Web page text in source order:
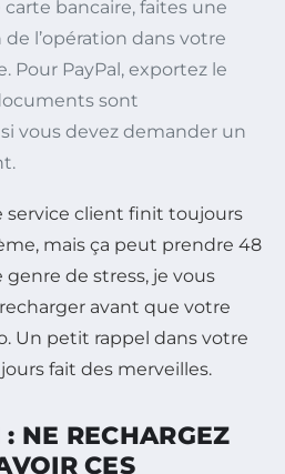
bancaire, faites une
de l’opération dans votre
Pour PayPal, exportez le
sont
vous devez demander un
service client finit toujours
mais ça peut prendre 48
de stress, je vous
avant que votre
Un petit rappel dans votre
fait des merveilles.
NE RECHARGEZ
CES